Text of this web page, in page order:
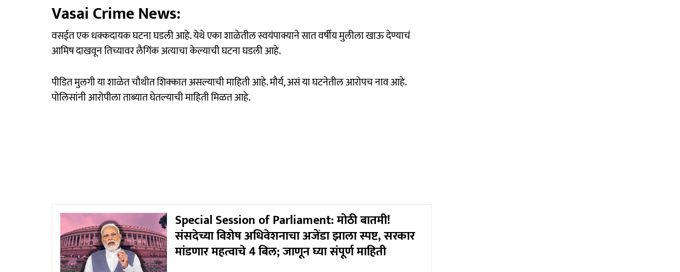
Vasai Crime News:
वसईत एक धक्कदायक घटना घडली आहे. येथे एका शाळेतील स्वयंपाक्याने सात वर्षीय मुलीला खाऊ देण्याचं
आमिष दाखवून तिच्यावर लैगिंक अत्याचा केल्याची घटना घडली आहे.
पीडित मुलगी या शाळेत चौथीत शिक्कात असल्याची माहिती आहे. मौर्य, असं या घटनेतील आरोपच नाव आहे.
पोलिसांनी आरोपीला ताब्यात घेतल्याची माहिती मिळत आहे.
Special Session of Parliament: मोठी बातमी!
संसदेच्या विशेष अधिवेशनाचा अजेंडा झाला स्पष्ट, सरकार
मांडणार महत्वाचे 4 बिल; जाणून घ्या संपूर्ण माहिती